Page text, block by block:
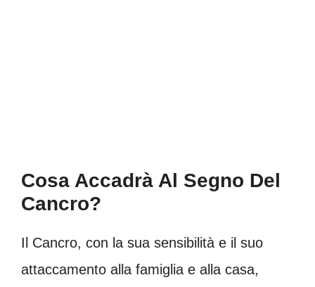
Cosa Accadrà Al Segno Del
Cancro?
Il Cancro, con la sua sensibilità e il suo
attaccamento alla famiglia e alla casa,